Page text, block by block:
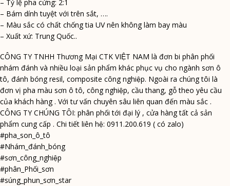
– Tỷ lệ pha cứng: 2:1
– Bám dính tuyệt với trên sắt, ….
– Màu sắc có chất chống tia UV nên không làm bay màu
– Xuất xứ: Trung Quốc..
CÔNG TY TNHH Thương Mại CTK VIỆT NAM là đơn bi phân phối
nhám đánh và nhiều loại sản phẩm khác phục vụ cho ngành sơn ô
tô, đánh bóng resil, composite công nghiệp. Ngoài ra chúng tôi là
đơn vị pha màu sơn ô tô, công nghiệp, cầu thang, gỗ theo yêu cầu
của khách hàng . Với tư vấn chuyên sâu liên quan đến màu sắc .
CÔNG TY CHÚNG TÔI: phân phối tới đại lý , cửa hàng tất cả sản
phẩm cung cấp . Chi tiết liên hệ: 0911.200.619 ( có zalo)
#pha_son_ô_tô
#Nhám_đánh_bóng
#sơn_công_nghiệp
#phân_Phối_sơn
#súng_phun_sơn_star